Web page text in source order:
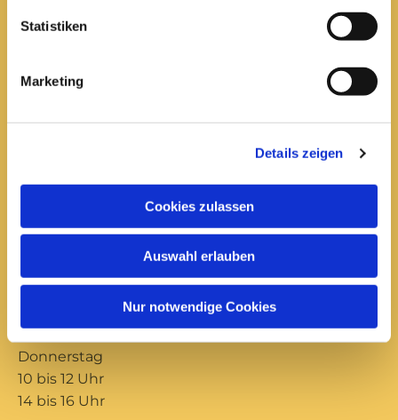
Statistiken
Marketing
Details zeigen
Cookies zulassen
Auswahl erlauben
Nur notwendige Cookies
Büro Arnstadt
03628 602285
10 bis 12 Uhr
Donnerstag
10 bis 12 Uhr
14 bis 16 Uhr